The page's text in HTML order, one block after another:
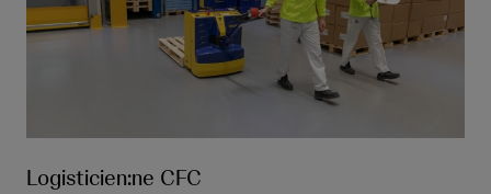
Logisticien:ne CFC